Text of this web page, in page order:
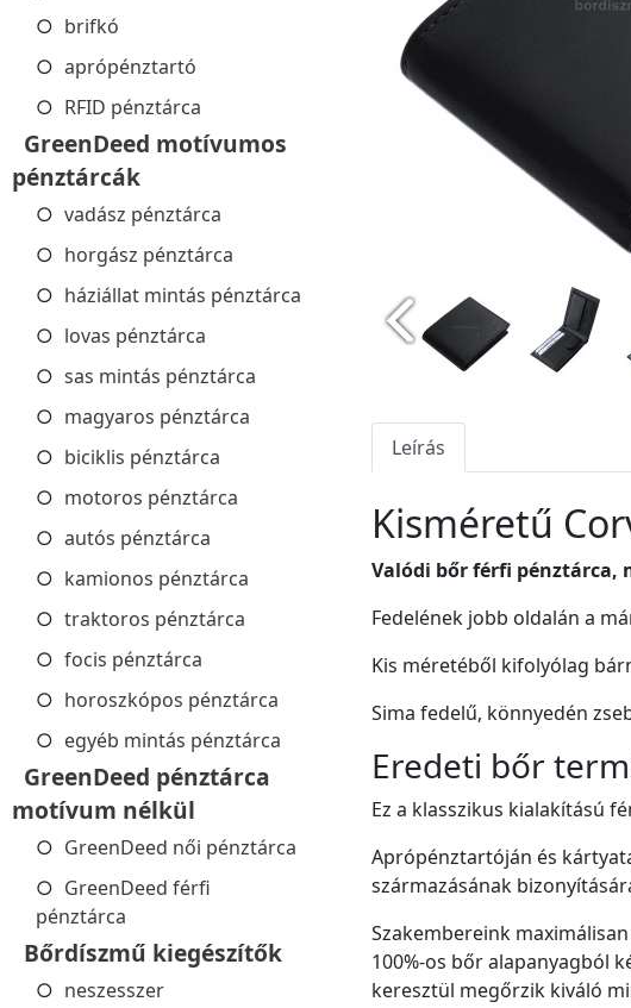
brifkó
aprópénztartó
RFID pénztárca
GreenDeed motívumos
pénztárcák
vadász pénztárca
horgász pénztárca
háziállat mintás pénztárca
lovas pénztárca
sas mintás pénztárca
magyaros pénztárca
biciklis pénztárca
motoros pénztárca
autós pénztárca
kamionos pénztárca
traktoros pénztárca
focis pénztárca
horoszkópos pénztárca
egyéb mintás pénztárca
GreenDeed pénztárca
motívum nélkül
GreenDeed női pénztárca
GreenDeed férfi
pénztárca
Bőrdíszmű kiegészítők
neszesszer
Leírás
Kisméretű
Valódi bőr férfi pénztárca,
Fedelének jobb oldalán a
Kis méretéből kifolyólag
Sima fedelű, könnyedén
Eredeti bőr
Ez a klasszikus kialakítású
Aprópénztartóján és
származásának
Szakembereink
100%-os bőr alapanyagból
keresztül megőrzik kiváló